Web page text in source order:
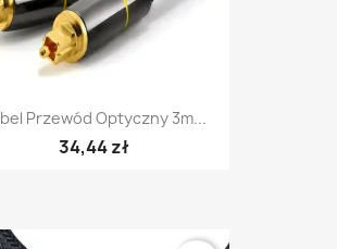
Przewód Optyczny 3m...
34,44 zł